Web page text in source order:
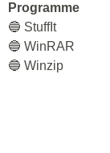
Programme
🔵 StuffIt
🔵 WinRAR
🔵 Winzip